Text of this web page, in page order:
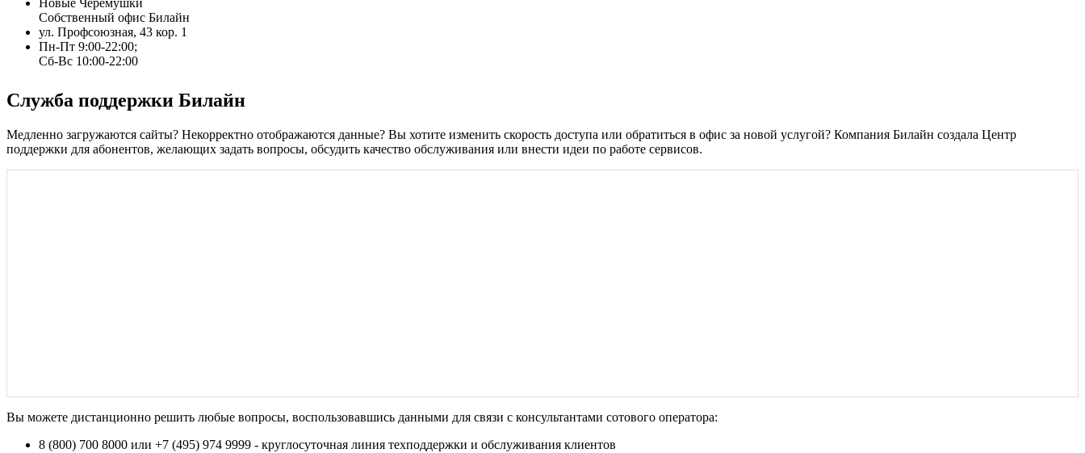
Новые Черемушки
Собственный офис Билайн
ул. Профсоюзная, 43 кор. 1
Пн-Пт 9:00-22:00;
Сб-Вс 10:00-22:00
Служба поддержки Билайн
Медленно загружаются сайты? Некорректно отображаются данные? Вы хотите изменить скорость доступа или обратиться в офис за новой услугой? Компания Билайн создала Центр
поддержки для абонентов, желающих задать вопросы, обсудить качество обслуживания или внести идеи по работе сервисов.
Вы можете дистанционно решить любые вопросы, воспользовавшись данными для связи с консультантами сотового оператора:
8 (800) 700 8000 или +7 (495) 974 9999 - круглосуточная линия техподдержки и обслуживания клиентов